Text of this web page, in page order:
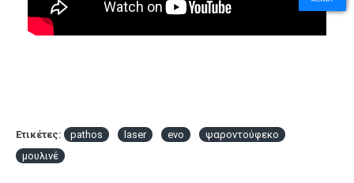
Ετικέτες: pathos laser evo
ψαροντούφεκο
μουλινέ